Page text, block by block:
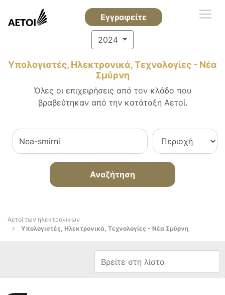
Εγγραφείτε
2024
Υπολογιστές, Ηλεκτρονικά, Τεχνολογίες - Νέα
Σμύρνη
Όλες οι επιχειρήσεις από τον κλάδο που
βραβεύτηκαν από την κατάταξη Αετοί.
Αναζήτηση
Αετοί των ηλεκτρονικών
Υπολογιστές, Ηλεκτρονικά, Τεχνολογίες - Νέα Σμύρνη